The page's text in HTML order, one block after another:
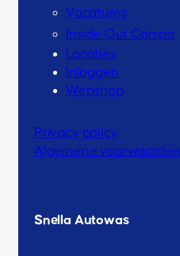
Vacatures
Inside Out Carspa
Locaties
Inloggen
Webshop
Privacy policy
Algemene voorwaarden
Snella Autowas